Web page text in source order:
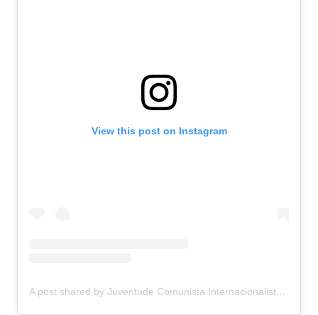
View this post on Instagram
A post shared by Juventude Comunista Internacionalista – Centro-Oeste (@jci.centrooeste)